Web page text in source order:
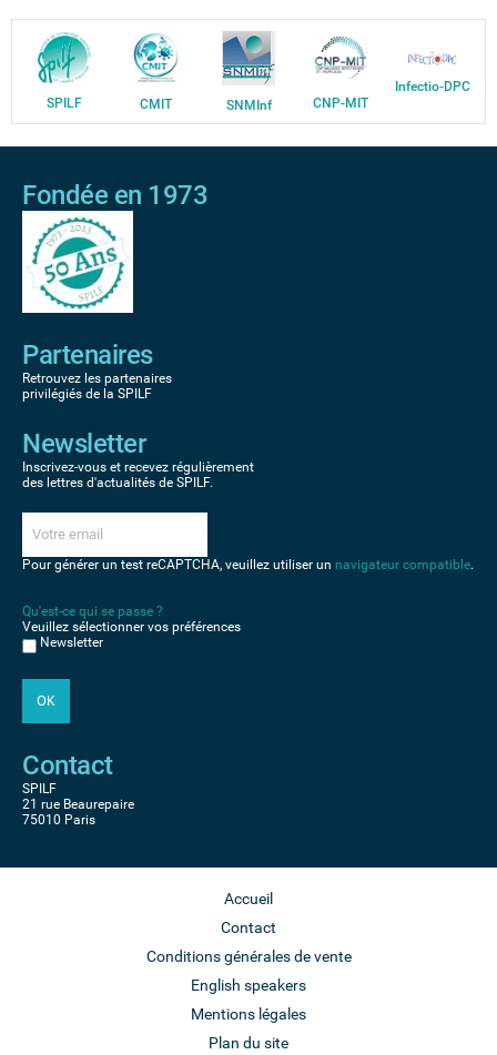
SPILF CMIT SNMInf CNP-MIT
Infectio-DPC
Fondée en 1973
Partenaires
Retrouvez les partenaires
privilégiés de la SPILF
Newsletter
Inscrivez-vous et recevez régulièrement
des lettres d'actualités de SPILF.
Pour générer un test reCAPTCHA, veuillez utiliser un navigateur compatible.
Qu'est-ce qui se passe ?
Veuillez sélectionner vos préférences
Newsletter
Contact
SPILF
21 rue Beaurepaire
75010 Paris
Accueil
Contact
Conditions générales de vente
English speakers
Mentions légales
Plan du site